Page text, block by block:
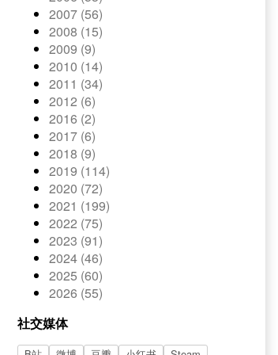
2007 (56)
2008 (15)
2009 (9)
2010 (14)
2011 (34)
2012 (6)
2016 (2)
2017 (6)
2018 (9)
2019 (114)
2020 (72)
2021 (199)
2022 (75)
2023 (91)
2024 (46)
2025 (60)
2026 (55)
社交媒体